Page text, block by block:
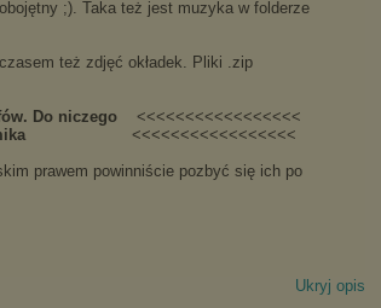
Ukryj opis